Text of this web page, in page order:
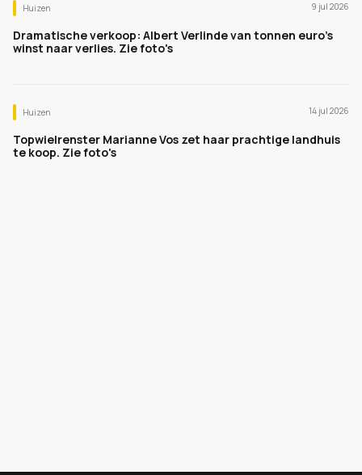
Huizen 9 jul 2026
Dramatische verkoop: Albert Verlinde van tonnen euro's
winst naar verlies. Zie foto's
Huizen 14 jul 2026
Topwielrenster Marianne Vos zet haar prachtige landhuis
te koop. Zie foto's